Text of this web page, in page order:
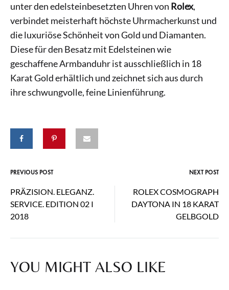
unter den edelsteinbesetzten Uhren von Rolex,
verbindet meisterhaft höchste Uhrmacherkunst und
die luxuriöse Schönheit von Gold und Diamanten.
Diese für den Besatz mit Edelsteinen wie
geschaffene Armbanduhr ist ausschließlich in 18
Karat Gold erhältlich und zeichnet sich aus durch
ihre schwungvolle, feine Linienführung.
Post
navigation
PREVIOUS POST NEXT POST
PRÄZISION. ELEGANZ.
SERVICE. EDITION 02 I
2018
ROLEX COSMOGRAPH
DAYTONA IN 18 KARAT
GELBGOLD
YOU MIGHT ALSO LIKE